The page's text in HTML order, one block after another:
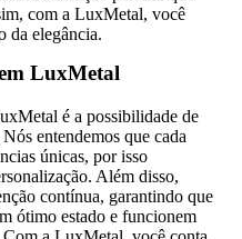
com a LuxMetal, você
da elegância.
LuxMetal
é a possibilidade de
entendemos que cada
únicas, por isso
Além disso,
contínua, garantindo que
ótimo estado e funcionem